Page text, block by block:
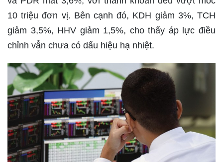
10 triệu đơn vị. Bên cạnh đó, KDH giảm 3%, TCH
giảm 3,5%, HHV giảm 1,5%, cho thấy áp lực điều
chỉnh vẫn chưa có dấu hiệu hạ nhiệt.